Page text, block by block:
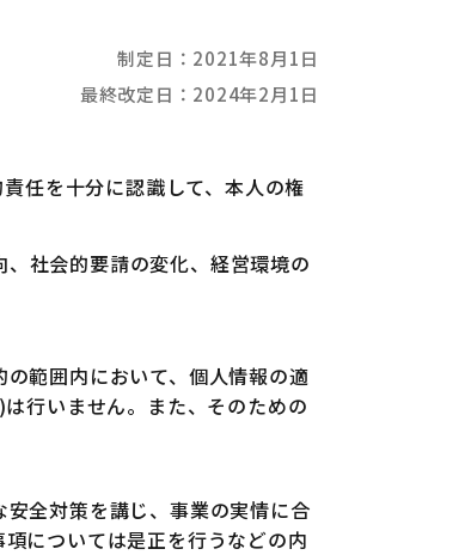
制定日：2021年8月1日
最終改定日：2024年2月1日
任を十分に認識して、本人の権
社会的要請の変化、経営環境の
範囲内において、個人情報の適
行いません。また、そのための
全対策を講じ、事業の実情に合
については是正を行うなどの内